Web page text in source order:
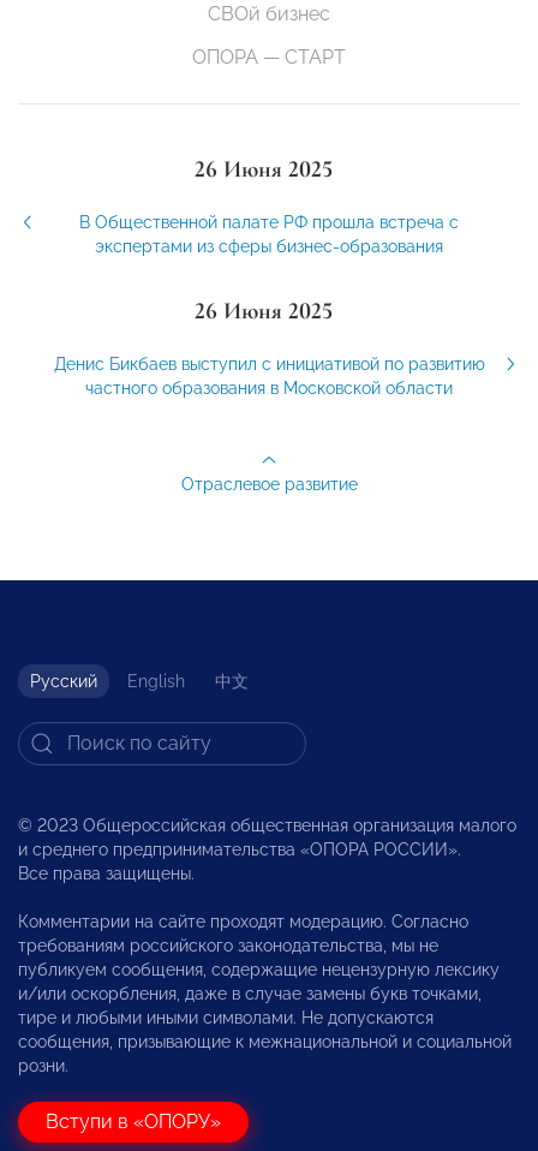
СВОй бизнес
ОПОРА — СТАРТ
26 Июня 2025
В Общественной палате РФ прошла встреча с
экспертами из сферы бизнес-образования
26 Июня 2025
Денис Бикбаев выступил с инициативой по развитию
частного образования в Московской области
Отраслевое развитие
Русский English 中文
© 2023 Общероссийская общественная организация малого
и среднего предпринимательства «ОПОРА РОССИИ».
Все права защищены.
Комментарии на сайте проходят модерацию. Согласно
требованиям российского законодательства, мы не
публикуем сообщения, содержащие нецензурную лексику
и/или оскорбления, даже в случае замены букв точками,
тире и любыми иными символами. Не допускаются
сообщения, призывающие к межнациональной и социальной
розни.
Вступи в «ОПОРУ»